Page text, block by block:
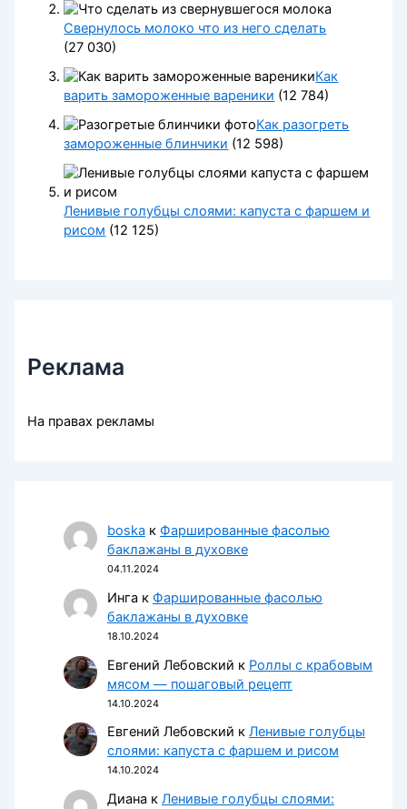
Свернулось молоко что из него сделать
(27 030)
Как
варить замороженные вареники (12 784)
Как разогреть
замороженные блинчики (12 598)
Ленивые голубцы слоями: капуста с фаршем и
рисом (12 125)
Реклама
На правах рекламы
boska к Фаршированные фасолью
баклажаны в духовке
04.11.2024
Инга к Фаршированные фасолью
баклажаны в духовке
18.10.2024
Евгений Лебовский к Роллы с крабовым
мясом — пошаговый рецепт
14.10.2024
Евгений Лебовский к Ленивые голубцы
слоями: капуста с фаршем и рисом
14.10.2024
Диана к Ленивые голубцы слоями: